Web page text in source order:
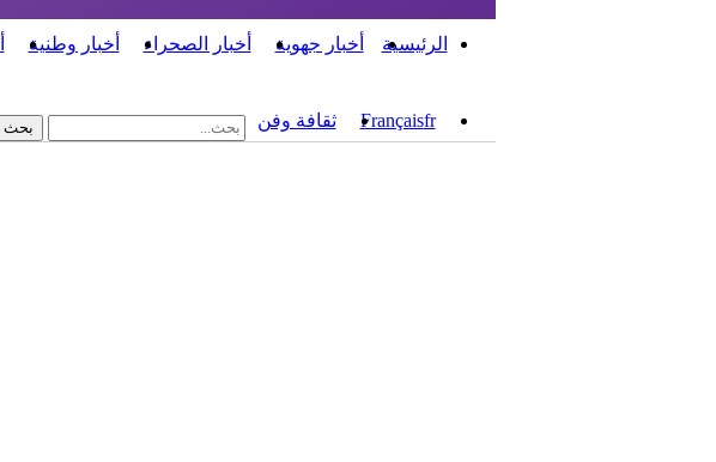
الرئيسية أخبار جهوية أخبار الصحراء أخبار وطنية
Françaisfr ثقافة وفن